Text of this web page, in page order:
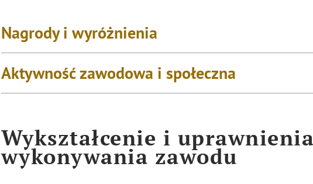
Nagrody i wyróżnienia
Aktywność zawodowa i społeczna
Wykształcenie i
wykonywania zawodu